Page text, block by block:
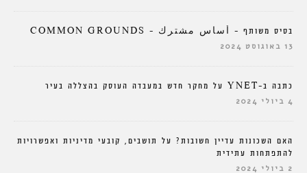
בסיס משותף – أساس مشترك – COMMON GROUNDS
13 באוגוסט 2024
כתבה ב-YNET על מחקר חדש במעבדה העוסק בהצללה בעיר
4 ביולי 2024
האם השכונות עדיין חשובות? על תושבים, קובעי מדיניות ואפשרויות
להתפתחות עתידית
2 ביולי 2024